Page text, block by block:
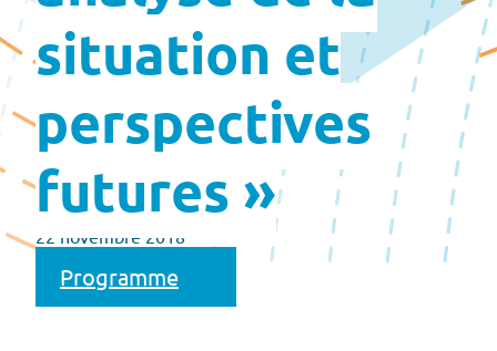
situation et
perspectives
futures »
22 novembre 2018
Programme